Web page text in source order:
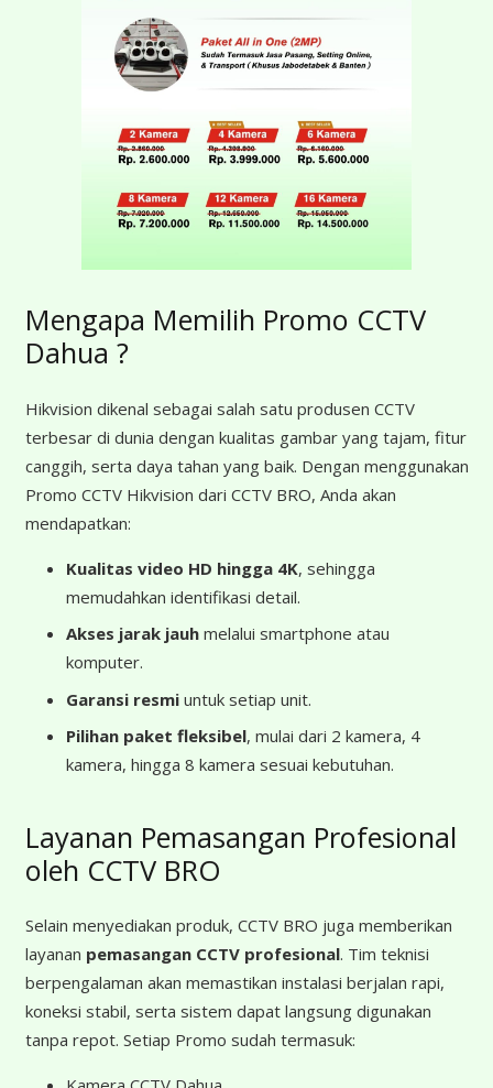
Mengapa Memilih Promo CCTV
Dahua ?
Hikvision dikenal sebagai salah satu produsen CCTV
terbesar di dunia dengan kualitas gambar yang tajam, fitur
canggih, serta daya tahan yang baik. Dengan menggunakan
Promo CCTV Hikvision dari CCTV BRO, Anda akan
mendapatkan:
Kualitas video HD hingga 4K, sehingga
memudahkan identifikasi detail.
Akses jarak jauh melalui smartphone atau
komputer.
Garansi resmi untuk setiap unit.
Pilihan paket fleksibel, mulai dari 2 kamera, 4
kamera, hingga 8 kamera sesuai kebutuhan.
Layanan Pemasangan Profesional
oleh CCTV BRO
Selain menyediakan produk, CCTV BRO juga memberikan
layanan pemasangan CCTV profesional. Tim teknisi
berpengalaman akan memastikan instalasi berjalan rapi,
koneksi stabil, serta sistem dapat langsung digunakan
tanpa repot. Setiap Promo sudah termasuk: